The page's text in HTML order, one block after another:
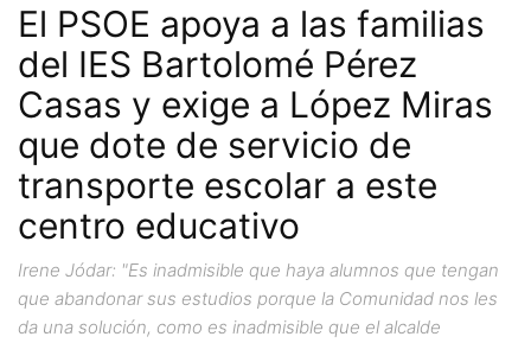
El PSOE apoya a las familias
del IES Bartolomé Pérez
Casas y exige a López Miras
que dote de servicio de
transporte escolar a este
centro educativo
Irene Jódar: "Es inadmisible que haya alumnos que tengan
que abandonar sus estudios porque la Comunidad nos les
da una solución, como es inadmisible que el alcalde